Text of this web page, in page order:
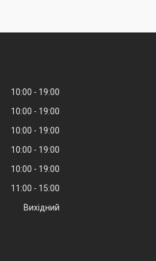
10:00
19:00
10:00
19:00
10:00
19:00
10:00
19:00
10:00
19:00
11:00
15:00
Вихідний